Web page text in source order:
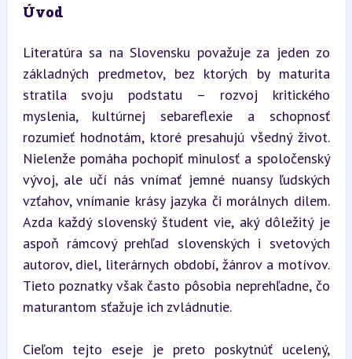
Úvod
Literatúra sa na Slovensku považuje za jeden zo
základných predmetov, bez ktorých by maturita
stratila svoju podstatu – rozvoj kritického
myslenia, kultúrnej sebareflexie a schopnosť
rozumieť hodnotám, ktoré presahujú všedný život.
Nielenže pomáha pochopiť minulosť a spoločenský
vývoj, ale učí nás vnímať jemné nuansy ľudských
vzťahov, vnímanie krásy jazyka či morálnych dilem.
Azda každý slovenský študent vie, aký dôležitý je
aspoň rámcový prehľad slovenských i svetových
autorov, diel, literárnych období, žánrov a motívov.
Tieto poznatky však často pôsobia neprehľadne, čo
maturantom sťažuje ich zvládnutie.
Cieľom tejto eseje je preto poskytnúť ucelený,